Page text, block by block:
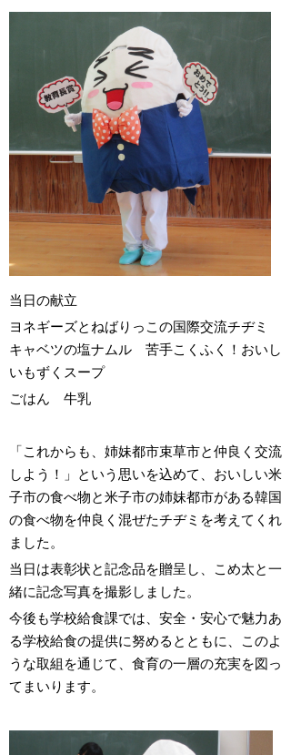
当日の献立
ヨネギーズとねばりっこの国際交流チヂミ
キャベツの塩ナムル 苦手こくふく！おいし
いもずくスープ
ごはん 牛乳
「これからも、姉妹都市束草市と仲良く交流
しよう！」という思いを込めて、おいしい米
子市の食べ物と米子市の姉妹都市がある韓国
の食べ物を仲良く混ぜたチヂミを考えてくれ
ました。
当日は表彰状と記念品を贈呈し、こめ太と一
緒に記念写真を撮影しました。
今後も学校給食課では、安全・安心で魅力あ
る学校給食の提供に努めるとともに、このよ
うな取組を通じて、食育の一層の充実を図っ
てまいります。